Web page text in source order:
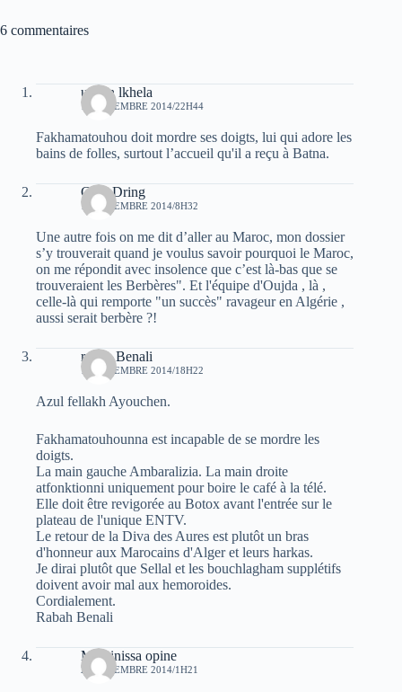
6 commentaires
uchen lkhela
18 DÉCEMBRE 2014/22H44
Fakhamatouhou doit mordre ses doigts, lui qui adore les
bains de folles, surtout l’accueil qu'il a reçu à Batna.
Guel Dring
19 DÉCEMBRE 2014/8H32
Une autre fois on me dit d’aller au Maroc, mon dossier
s’y trouverait quand je voulus savoir pourquoi le Maroc,
on me répondit avec insolence que c’est là-bas que se
trouveraient les Berbères". Et l'équipe d'Oujda , là ,
celle-là qui remporte "un succès" ravageur en Algérie ,
aussi serait berbère ?!
rabah Benali
19 DÉCEMBRE 2014/18H22
Azul fellakh Ayouchen.
Fakhamatouhounna est incapable de se mordre les
doigts.
La main gauche Ambaralizia. La main droite
atfonktionni uniquement pour boire le café à la télé.
Elle doit être revigorée au Botox avant l'entrée sur le
plateau de l'unique ENTV.
Le retour de la Diva des Aures est plutôt un bras
d'honneur aux Marocains d'Alger et leurs harkas.
Je dirai plutôt que Sellal et les bouchlagham supplétifs
doivent avoir mal aux hemoroides.
Cordialement.
Rabah Benali
Massinissa opine
20 DÉCEMBRE 2014/1H21